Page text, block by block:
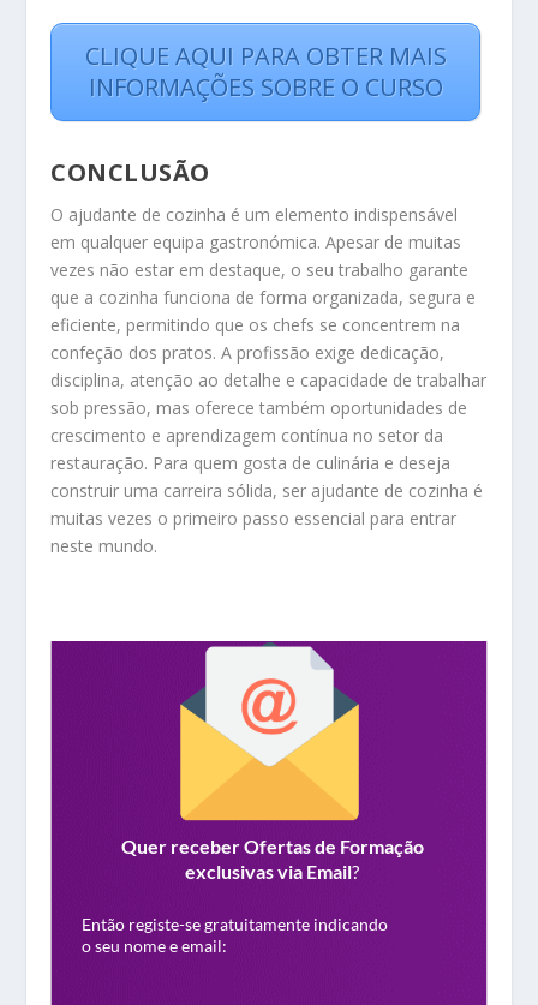
CLIQUE AQUI PARA OBTER MAIS
INFORMAÇÕES SOBRE O CURSO
CONCLUSÃO
O ajudante de cozinha é um elemento indispensável
em qualquer equipa gastronómica. Apesar de muitas
vezes não estar em destaque, o seu trabalho garante
que a cozinha funciona de forma organizada, segura e
eficiente, permitindo que os chefs se concentrem na
confeção dos pratos. A profissão exige dedicação,
disciplina, atenção ao detalhe e capacidade de trabalhar
sob pressão, mas oferece também oportunidades de
crescimento e aprendizagem contínua no setor da
restauração. Para quem gosta de culinária e deseja
construir uma carreira sólida, ser ajudante de cozinha é
muitas vezes o primeiro passo essencial para entrar
neste mundo.